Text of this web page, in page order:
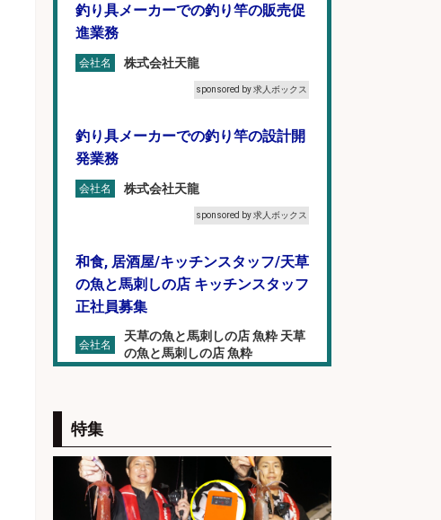
釣り具メーカーでの釣り竿の販売促
進業務
会社名 株式会社天龍
sponsored by 求人ボックス
釣り具メーカーでの釣り竿の設計開
発業務
会社名 株式会社天龍
sponsored by 求人ボックス
和食, 居酒屋/キッチンスタッフ/天草
の魚と馬刺しの店 キッチンスタッフ
正社員募集
会社名
天草の魚と馬刺しの店 魚粋 天草
の魚と馬刺しの店 魚粋
和食, 居酒屋/調理見習い・調理補助/
新鮮な魚料理×おでんの和食居酒屋
の若手スタッフ
会社名 サカナのハチベエ 矢場町店
特集